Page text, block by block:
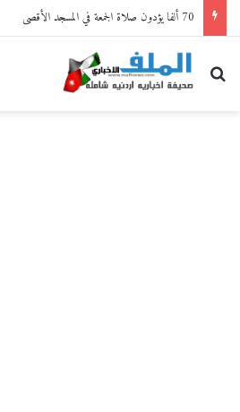
70 ألفا يؤدون صلاة الجمعة في المسجد الأقصى
بحث عن